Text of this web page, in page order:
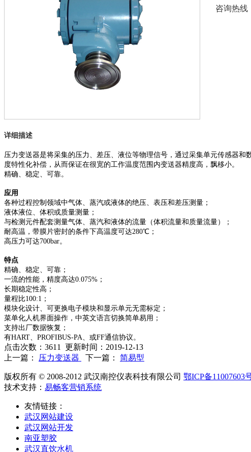
咨询热线
详细描述
压力变送器是将采集的压力、差压、液位等物理信号，通过采集单元传感器
度特性化补偿，从而保证在很宽的工作温度范围内变送器精度高，飘移小。
精确、稳定、可靠。
应用
各种过程控制领域中气体、蒸汽或液体的绝压、表压和差压测量；
液体液位、体积或质量测量；
与检测元件配套测量气体、蒸汽和液体的流量（体积流量和质量流量）；
耐高温，带膜片密封的条件下高温度可达280℃；
高压力可达700bar。
特点
精确、稳定、可靠；
一流的性能，精度高达0.075%；
长期稳定性高；
量程比100:1；
模块化设计、可更换电子模块和显示单元无需标定；
菜单化人机界面操作，中英文语言切换简单易用；
支持出厂数据恢复；
有HART、PROFIBUS-PA、或FF通信协议。
点击次数： 3611
更新时间：2019-12-13
上一篇： 压力变送器 下一篇： 简易型
版权所有 © 2008-2012 武汉南控仪表科技有限公司 鄂ICP备11007603
技术支持： 易畅客营销系统
友情链接：
武汉网站建设
武汉网站开发
南亚塑胶
武汉直饮水机